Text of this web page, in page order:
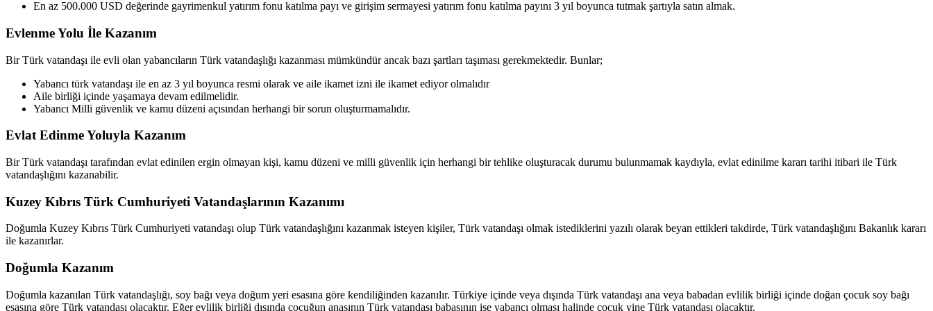
En az 500.000 USD değerinde gayrimenkul yatırım fonu katılma payı ve girişim sermayesi yatırım fonu katılma payını 3 yıl boyunca tutmak şartıyla satın almak.
Evlenme Yolu İle Kazanım
Bir Türk vatandaşı ile evli olan yabancıların Türk vatandaşlığı kazanması mümkündür ancak bazı şartları taşıması gerekmektedir. Bunlar;
Yabancı türk vatandaşı ile en az 3 yıl boyunca resmi olarak ve aile ikamet izni ile ikamet ediyor olmalıdır
Aile birliği içinde yaşamaya devam edilmelidir.
Yabancı Milli güvenlik ve kamu düzeni açısından herhangi bir sorun oluşturmamalıdır.
Evlat Edinme Yoluyla Kazanım
Bir Türk vatandaşı tarafından evlat edinilen ergin olmayan kişi, kamu düzeni ve milli güvenlik için herhangi bir tehlike oluşturacak durumu bulunmamak kaydıyla, evlat edinilme kararı tarihi itibari ile Türk
vatandaşlığını kazanabilir.
Kuzey Kıbrıs Türk Cumhuriyeti Vatandaşlarının Kazanımı
Doğumla Kuzey Kıbrıs Türk Cumhuriyeti vatandaşı olup Türk vatandaşlığını kazanmak isteyen kişiler, Türk vatandaşı olmak istediklerini yazılı olarak beyan ettikleri takdirde, Türk vatandaşlığını Bakanlık kararı
ile kazanırlar.
Doğumla Kazanım
Doğumla kazanılan Türk vatandaşlığı, soy bağı veya doğum yeri esasına göre kendiliğinden kazanılır. Türkiye içinde veya dışında Türk vatandaşı ana veya babadan evlilik birliği içinde doğan çocuk soy bağı
esasına göre Türk vatandaşı olacaktır. Eğer evlilik birliği dışında çocuğun anasının Türk vatandaşı babasının ise yabancı olması halinde çocuk yine Türk vatandaşı olacaktır.